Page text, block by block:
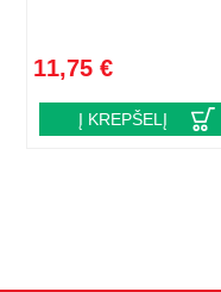
11,75 €
Į KREPŠELĮ